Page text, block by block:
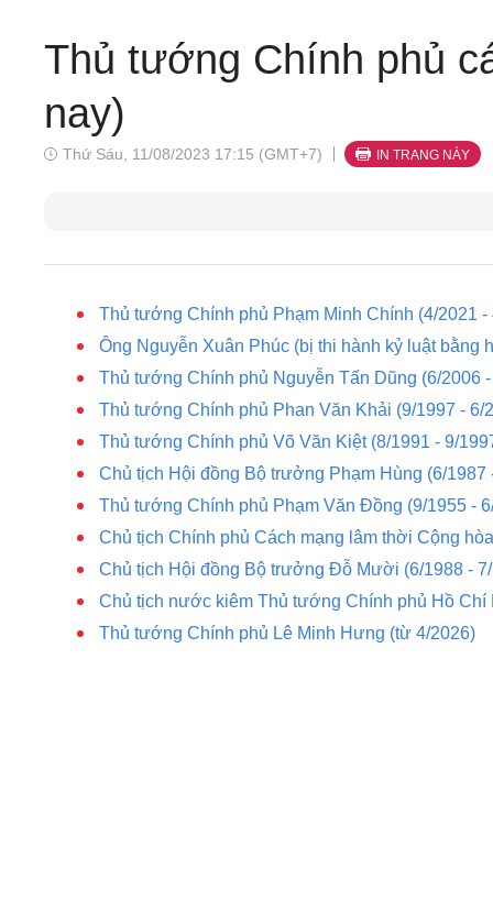
Thủ tướng Chính phủ
nay)
Thứ Sáu, 11/08/2023 17:15 (GMT+7) IN TRANG NÀY
Thủ tướng Chính phủ Phạm Minh Chính (4/2021 -
Ông Nguyễn Xuân Phúc (bị thi hành kỷ luật
Thủ tướng Chính phủ Nguyễn Tấn Dũng (6/2006
Thủ tướng Chính phủ Phan Văn Khải (9/1997 - 6/
Thủ tướng Chính phủ Võ Văn Kiệt (8/1991 - 9/
Chủ tịch Hội đồng Bộ trưởng Phạm Hùng (6/1987
Thủ tướng Chính phủ Phạm Văn Đồng (9/1955 -
Chủ tịch Chính phủ Cách mạng lâm thời Cộng
Chủ tịch Hội đồng Bộ trưởng Đỗ Mười (6/1988 -
Chủ tịch nước kiêm Thủ tướng Chính phủ Hồ Chí
Thủ tướng Chính phủ Lê Minh Hưng (từ 4/2026)